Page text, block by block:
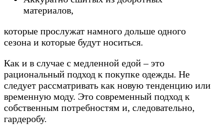
материалов,
которые прослужат намного дольше одного
сезона и которые будут носиться.
Как и в случае с медленной едой – это
рациональный подход к покупке одежды. Не
следует рассматривать как новую тенденцию или
временную моду. Это современный подход к
собственным потребностям и, следовательно,
гардеробу.